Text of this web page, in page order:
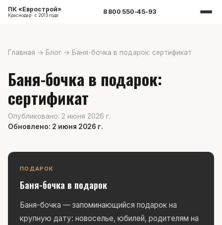
ПК «Еврострой»
Краснодар · с 2013 года 8 800 550-45-93
Главная → Блог → Баня-бочка в подарок: сертификат
Баня-бочка в подарок:
сертификат
Опубликовано: 2 июня 2026 г.
Обновлено: 2 июня 2026 г.
ПОДАРОК
Баня-бочка в подарок
Баня-бочка — запоминающийся подарок на
крупную дату: новоселье, юбилей, родителям на